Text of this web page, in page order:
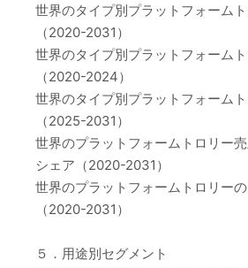
世界のタイプ別プラットフォーム
（2020-2031）
世界のタイプ別プラットフォーム
（2020-2024）
世界のタイプ別プラットフォーム
（2025-2031）
世界のプラットフォームトロリー
シェア（2020-2031）
世界のプラットフォームトロリー
（2020-2031）
５．用途別セグメント